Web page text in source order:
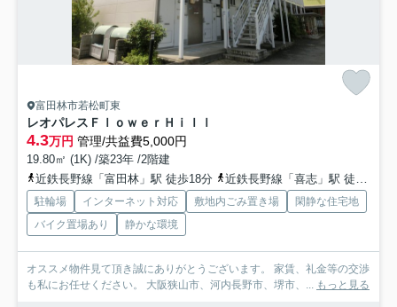
富田林市若松町東
レオパレスＦｌｏｗｅｒＨｉｌｌ
4.3万円 管理/共益費5,000円
19.80㎡ (1K) /築23年 /2階建
近鉄長野線「富田林」駅 徒歩18分
近鉄長野線「喜志」駅 徒歩29分
駐輪場 インターネット対応 敷地内ごみ置き場
閑静な住宅地
バイク置場あり
静かな環境
オススメ物件見て頂き誠にありがとうございます。 家賃、礼金等の交渉
も私にお任せください。 大阪狭山市、河内長野市、堺市、... もっと見る